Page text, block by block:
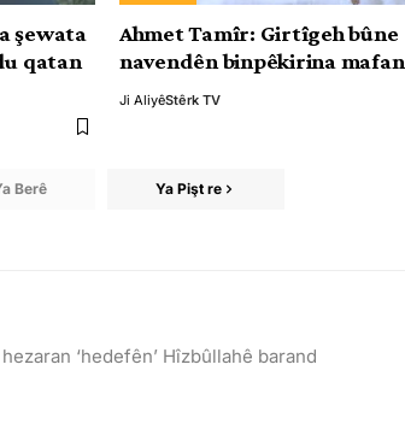
şewata
qatan
Ahmet Tamîr: Girtîgeh bûne
navendên binpêkirina mafan
Ji AliyêStêrk TV
Berê Ya Pişt re
‘hedefên’ Hîzbûllahê barand